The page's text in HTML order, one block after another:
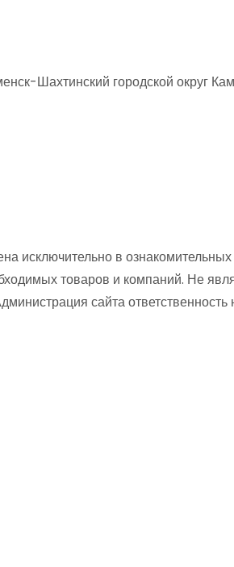
Шахтинский городской округ
исключительно в
товаров и компаний. Не
сайта ответственность